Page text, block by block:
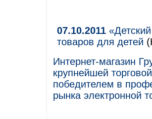
07.10.2011
товаров для детей
Интернет-магазин
крупнейшей
победителем в
рынка электронной